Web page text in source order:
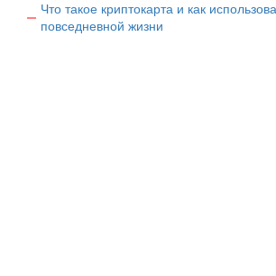
Что такое криптокарта и как
повседневной жизни